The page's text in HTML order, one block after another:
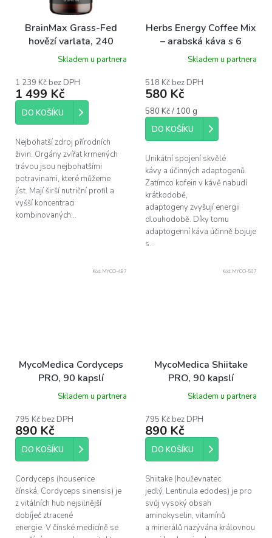
BrainMax Grass-Fed
hovězí varlata, 240
kapslí
Skladem u partnera
1 239 Kč bez DPH
1 499 Kč
DO KOŠÍKU
Nejbohatší zdroj přírodních
živin. Orgány zvířat krmených
trávou jsou nejbohatšími
potravinami, které můžeme
jíst. Mají širší nutriční profil a
vyšší koncentraci
kombinovaných...
Herbs Energy Coffee Mix
– arabská káva s 6
adaptogeny, 100g
Skladem u partnera
518 Kč bez DPH
580 Kč
Měrná
cena:
580 Kč / 100 g
DO KOŠÍKU
Unikátní spojení skvělé
kávy a účinných adaptogenů.
Zatímco kofein v kávě nabudí
krátkodobě,
adaptogeny zvyšují energii
dlouhodobě. Díky tomu
adaptogenní káva účinně bojuje
s...
MycoMedica Cordyceps
PRO, 90 kapslí
Skladem u partnera
795 Kč bez DPH
890 Kč
DO KOŠÍKU
Cordyceps (housenice
čínská, Cordyceps sinensis) je
z vitálních hub nejsilnější
dobíječ ztracené
energie. V čínské medicíně se
Kód: MYCO-497
MycoMedica Shiitake
PRO, 90 kapslí
Skladem u partnera
795 Kč bez DPH
890 Kč
DO KOŠÍKU
Shiitake (houževnatec
jedlý, Lentinula edodes) je pro
svůj vysoký obsah
aminokyselin, vitamínů
a minerálů nazývána královnou
Kód: MYCO-507